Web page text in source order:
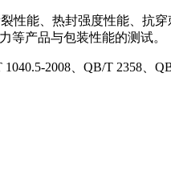
性能、热封强度性能、抗
等产品与包装性能的测试。
2008、QB/T 2358、